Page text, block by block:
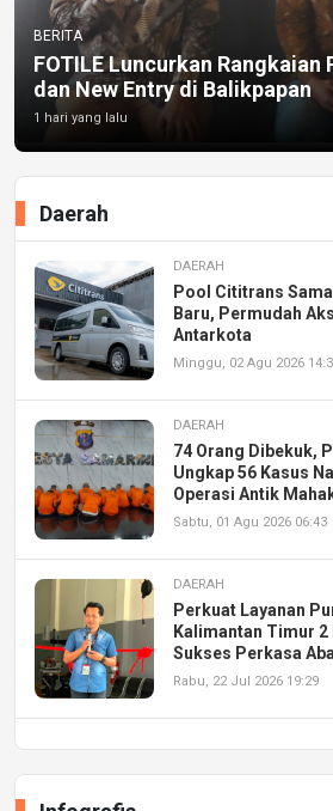
BERITA
FOTILE Luncurkan
dan New Entry di Balikpapan
1 hari yang lalu
Daerah
DAERAH
Pool Cititrans
Baru, Permudah
Antarkota
Minggu, 02 Agu 2026
DAERAH
74 Orang Dibekuk,
Ungkap 56 Kasus
Operasi Antik
Sabtu, 01 Agu 2026 06:43
DAERAH
Perkuat Layanan
Kalimantan Timur 2
Sukses Perkasa
Rabu, 22 Jul 2026 19:29